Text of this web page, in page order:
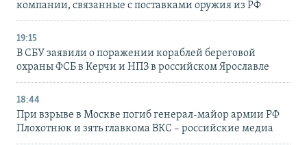
компании, связанные с поставками оружия из РФ
19:15
В СБУ заявили о поражении кораблей береговой
охраны ФСБ в Керчи и НПЗ в российском Ярославле
18:44
При взрыве в Москве погиб генерал-майор армии РФ
Плохотнюк и зять главкома ВКС – российские медиа